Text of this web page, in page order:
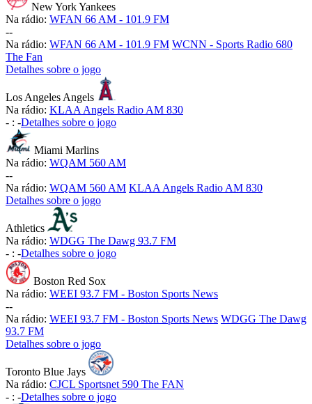
New York Yankees
Na rádio: WFAN 66 AM - 101.9 FM
--
Na rádio: WFAN 66 AM - 101.9 FM WCNN - Sports Radio 680
The Fan
Detalhes sobre o jogo
Los Angeles Angels
Na rádio: KLAA Angels Radio AM 830
- : -Detalhes sobre o jogo
Miami Marlins
Na rádio: WQAM 560 AM
--
Na rádio: WQAM 560 AM KLAA Angels Radio AM 830
Detalhes sobre o jogo
Athletics
Na rádio: WDGG The Dawg 93.7 FM
- : -Detalhes sobre o jogo
Boston Red Sox
Na rádio: WEEI 93.7 FM - Boston Sports News
--
Na rádio: WEEI 93.7 FM - Boston Sports News WDGG The Dawg
93.7 FM
Detalhes sobre o jogo
Toronto Blue Jays
Na rádio: CJCL Sportsnet 590 The FAN
- : -Detalhes sobre o jogo